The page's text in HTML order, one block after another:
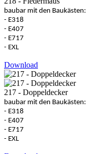
baubar mit den Baukästen:
- E318
- E407
- E717
- EXL
Download
217 - Doppeldecker
baubar mit den Baukästen:
- E318
- E407
- E717
- EXL